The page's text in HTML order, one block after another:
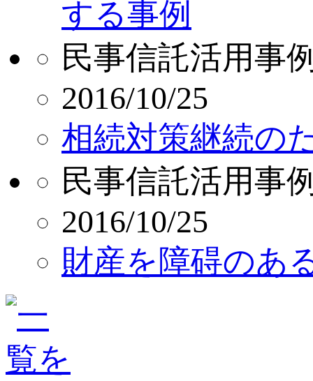
する事例
民事信託活用事
2016/10/25
相続対策継続の
民事信託活用事
2016/10/25
財産を障碍のあ